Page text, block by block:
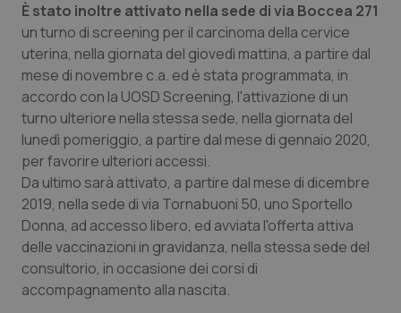
Tiroide
Tumore al seno
Tumore ovarico
Tumori del Polmone & Testa Collo
Tumori gastrointestinali
Ulcera & Reflusso
Vaccini
È stato inoltre attivato nella sede di via Boccea 271
un turno di screening per il carcinoma della cervice
uterina, nella giornata del giovedì mattina, a partire dal
mese di novembre c.a. ed è stata programmata, in
accordo con la UOSD Screening, l'attivazione di un
turno ulteriore nella stessa sede, nella giornata del
lunedì pomeriggio, a partire dal mese di gennaio 2020,
per favorire ulteriori accessi.
Da ultimo sarà attivato, a partire dal mese di dicembre
2019, nella sede di via Tornabuoni 50, uno Sportello
Donna, ad accesso libero, ed avviata l'offerta attiva
delle vaccinazioni in gravidanza, nella stessa sede del
consultorio, in occasione dei corsi di
accompagnamento alla nascita.